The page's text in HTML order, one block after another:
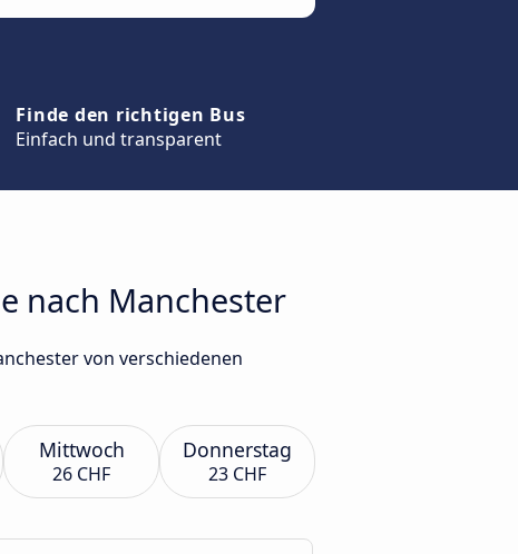
Finde den richtigen Bus
Einfach und transparent
nach Manchester
von verschiedenen
Mittwoch
26 CHF
Donnerstag
23 CHF